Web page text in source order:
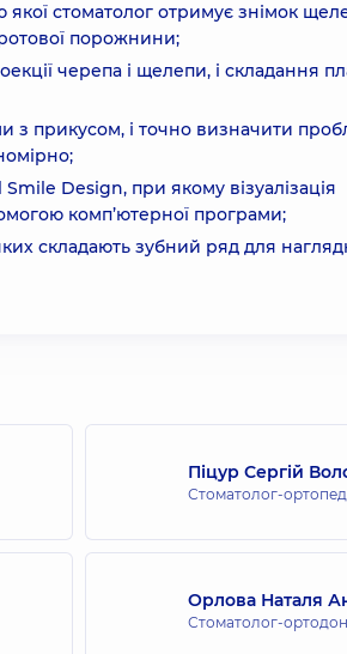
стоматолог отримує знімок
порожнини;
черепа і щелепи, і складання
з прикусом, і точно визначити
Design, при якому візуалізація
комп’ютерної програми;
складають зубний ряд для
Піцур Сергій
Стоматолог-ортопед,
Орлова Наталя
Стоматолог-